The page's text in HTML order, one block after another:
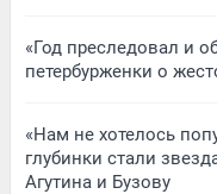
«Год преследовал и
петербурженки о
«Нам не хотелось
глубинки стали
Агутина и Бузову